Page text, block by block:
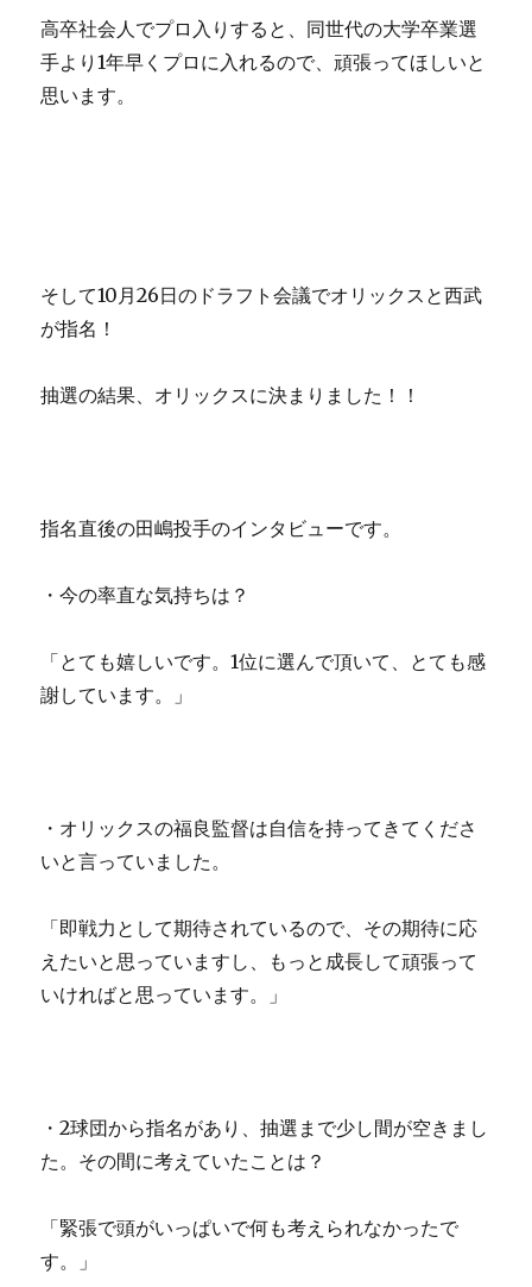
高卒社会人でプロ入りすると、同世代の大学卒業選
手より1年早くプロに入れるので、頑張ってほしいと
思います。
そして10月26日のドラフト会議でオリックスと西武
が指名！
抽選の結果、オリックスに決まりました！！
指名直後の田嶋投手のインタビューです。
・今の率直な気持ちは？
「とても嬉しいです。1位に選んで頂いて、とても感
謝しています。」
・オリックスの福良監督は自信を持ってきてくださ
いと言っていました。
「即戦力として期待されているので、その期待に応
えたいと思っていますし、もっと成長して頑張って
いければと思っています。」
・2球団から指名があり、抽選まで少し間が空きまし
た。その間に考えていたことは？
「緊張で頭がいっぱいで何も考えられなかったで
す。」